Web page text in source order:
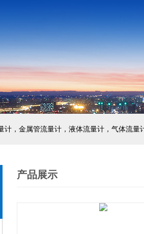
计，金属管流量计，液体流量计，气体流量
产品展示